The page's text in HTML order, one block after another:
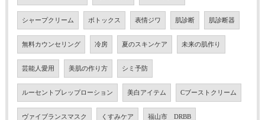
シャープクリーム ボトックス 表情ジワ 肌診断 肌診断器
無料カウンセリング 冷房 夏のスキンケア 未来の肌作り
芸能人愛用 美肌の作り方 シミ予防
ルーセントプレップローション 美白アイテム Cブーストクリーム
ヴァイブランスマスク くすみケア 福山市 DRBB